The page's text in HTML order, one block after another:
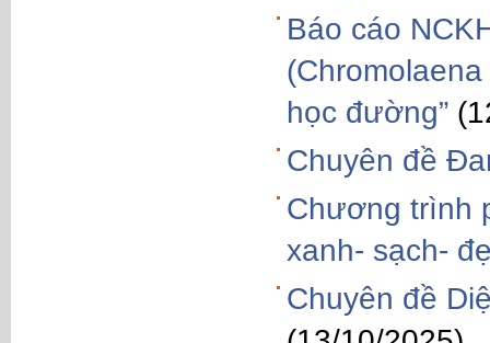
Báo cáo
học đường”
Chuyên đề
Chương trình
xanh- sạch-
Chuyên đề